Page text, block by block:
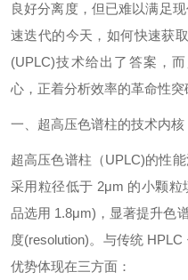
良好分离度，但已难以满足
速迭代的今天，如何快速获
(UPLC)技术给出了答案，
心，正着分析效率的革命性突
一、超高压色谱柱的技术内
超高压色谱柱 （UPLC)的性
采用粒径低于 2μm 的小颗
品选用 1.8μm)，显著提升色
度(resolution)。与传统
优势体现在三方面：